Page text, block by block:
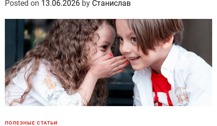
Posted on 13.06.2026 by Станислав
ПОЛЕЗНЫЕ СТАТЬИ